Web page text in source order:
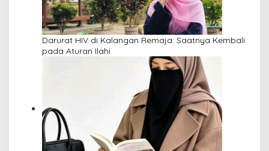
Darurat HIV di Kalangan Remaja: Saatnya Kembali
pada Aturan Ilahi